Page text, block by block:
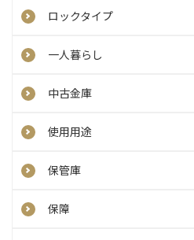
ロックタイプ
一人暮らし
中古金庫
使用用途
保管庫
保障